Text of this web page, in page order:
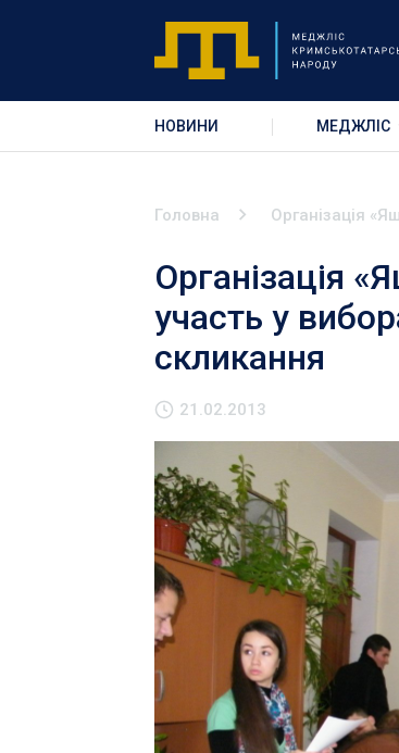
НОВИНИ МЕДЖЛІС
Головна Організація
Організація
участь у
скликання
21.02.2013